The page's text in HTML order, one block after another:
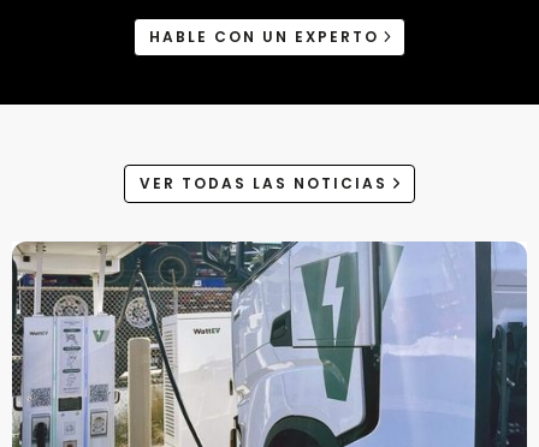
HABLE CON UN EXPERTO
VER TODAS LAS NOTICIAS